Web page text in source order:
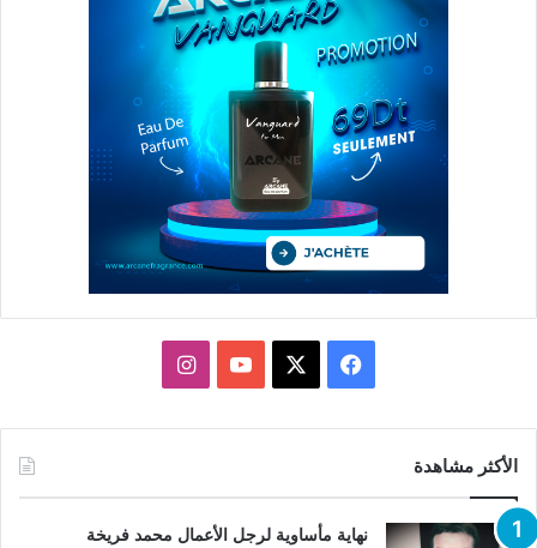
فيسبوك يوتيوبانستقرام
الأكثر مشاهدة
نهاية مأساوية لرجل الأعمال محمد فريخة